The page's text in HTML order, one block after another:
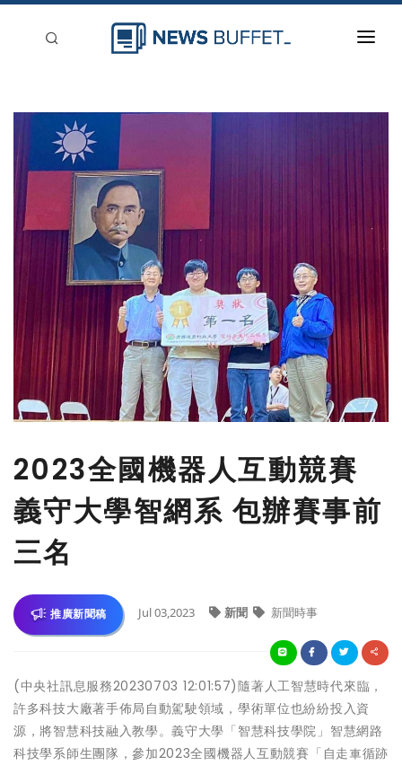
新聞稿分類
登入
刊登
2023全國機器人互動競賽
義守大學智網系 包辦賽事前
三名
推廣新聞稿 Jul 03,2023 新聞 新聞時事
(中央社訊息服務20230703 12:01:57)隨著人工智慧時代來臨，
許多科技大廠著手佈局自動駕駛領域，學術單位也紛紛投入資
源，將智慧科技融入教學。義守大學「智慧科技學院」智慧網路
科技學系師生團隊，參加2023全國機器人互動競賽「自走車循跡